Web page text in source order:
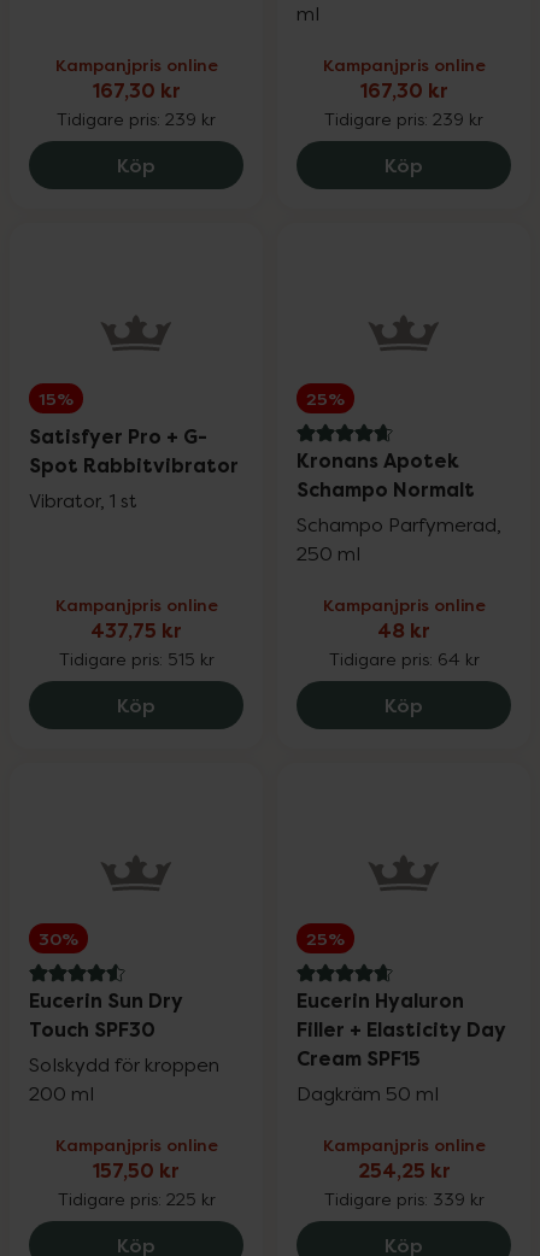
Kampanjpris online
167,30 kr
Tidigare pris: 239 kr
Köp Eucerin Sun Pigment Control SPF50+,
ml
Kampanjpris online
167,30 kr
Tidigare pris: 239 kr
Köp EVY
15%
Satisfyer Pro + G-
Spot Rabbitvibrator
Vibrator, 1 st
Kampanjpris online
437,75 kr
Tidigare pris: 515 kr
Köp Satisfyer Pro + G-Spot Rabbitvibrator,
25%
4.7 av 5 i omdöme
Kronans Apotek
Schampo Normalt
Schampo Parfymerad,
250 ml
Kampanjpris online
48 kr
Tidigare pris: 64 kr
Köp Kronans
30%
4.6 av 5 i omdöme
Eucerin Sun Dry
Touch SPF30
Solskydd för kroppen
200 ml
Kampanjpris online
157,50 kr
Tidigare pris: 225 kr
Köp Eucerin Sun Dry Touch SPF30, 157.5 kr.
25%
4.7 av 5 i omdöme
Eucerin Hyaluron
Filler + Elasticity Day
Cream SPF15
Dagkräm 50 ml
Kampanjpris online
254,25 kr
Tidigare pris: 339 kr
Köp Eucerin